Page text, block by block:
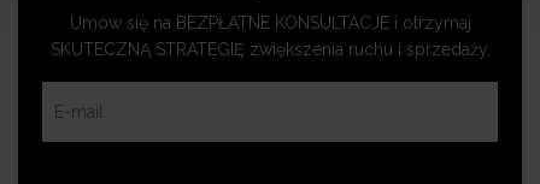
Umów się na BEZPŁATNE KONSULTACJE i otrzymaj
SKUTECZNĄ STRATEGIĘ zwiększenia ruchu i sprzedaży.